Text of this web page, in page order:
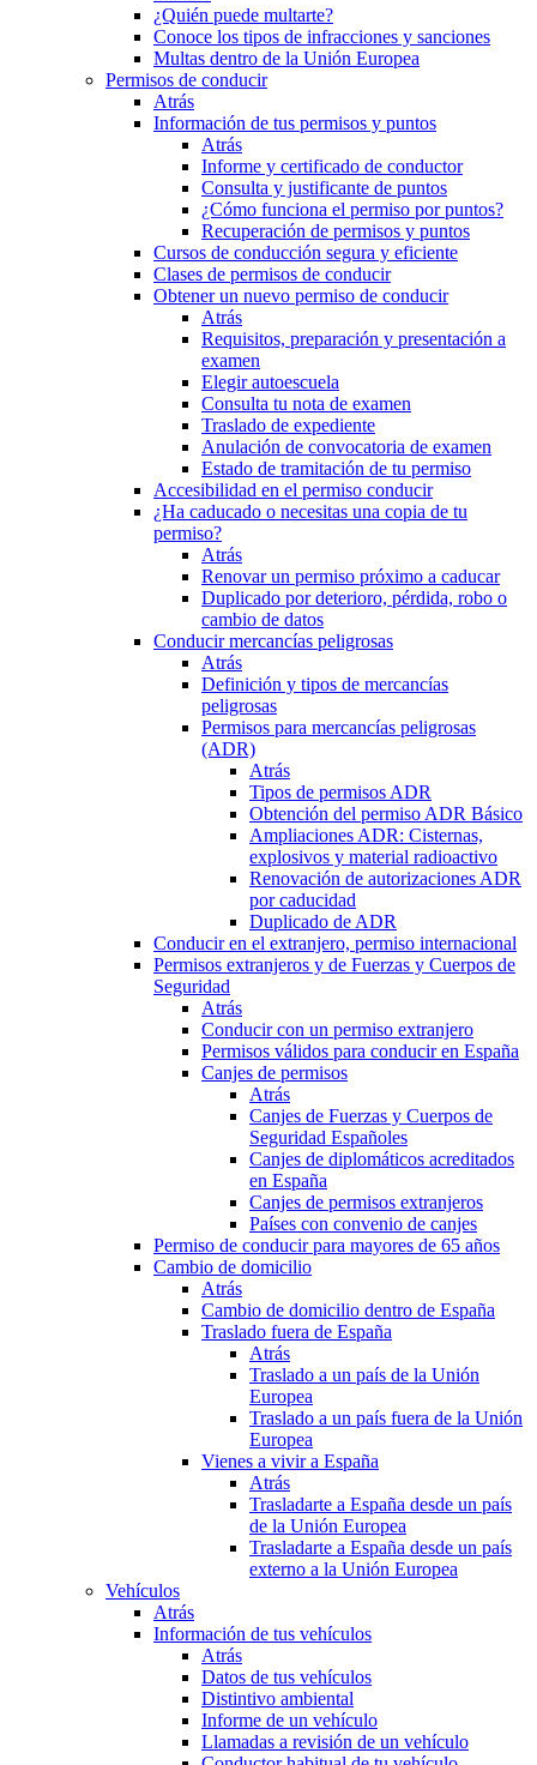
¿Quién puede multarte?
Conoce los tipos de infracciones y sanciones
Multas dentro de la Unión Europea
Permisos de conducir
Atrás
Información de tus permisos y puntos
Atrás
Informe y certificado de conductor
Consulta y justificante de puntos
¿Cómo funciona el permiso por puntos?
Recuperación de permisos y puntos
Cursos de conducción segura y eficiente
Clases de permisos de conducir
Obtener un nuevo permiso de conducir
Atrás
Requisitos, preparación y presentación a
examen
Elegir autoescuela
Consulta tu nota de examen
Traslado de expediente
Anulación de convocatoria de examen
Estado de tramitación de tu permiso
Accesibilidad en el permiso conducir
¿Ha caducado o necesitas una copia de tu
permiso?
Atrás
Renovar un permiso próximo a caducar
Duplicado por deterioro, pérdida, robo o
cambio de datos
Conducir mercancías peligrosas
Atrás
Definición y tipos de mercancías
peligrosas
Permisos para mercancías peligrosas
(ADR)
Atrás
Tipos de permisos ADR
Obtención del permiso ADR Básico
Ampliaciones ADR: Cisternas,
explosivos y material radioactivo
Renovación de autorizaciones ADR
por caducidad
Duplicado de ADR
Conducir en el extranjero, permiso internacional
Permisos extranjeros y de Fuerzas y Cuerpos de
Seguridad
Atrás
Conducir con un permiso extranjero
Permisos válidos para conducir en España
Canjes de permisos
Atrás
Canjes de Fuerzas y Cuerpos de
Seguridad Españoles
Canjes de diplomáticos acreditados
en España
Canjes de permisos extranjeros
Países con convenio de canjes
Permiso de conducir para mayores de 65 años
Cambio de domicilio
Atrás
Cambio de domicilio dentro de España
Traslado fuera de España
Atrás
Traslado a un país de la Unión
Europea
Traslado a un país fuera de la Unión
Europea
Vienes a vivir a España
Atrás
Trasladarte a España desde un país
de la Unión Europea
Trasladarte a España desde un país
externo a la Unión Europea
Vehículos
Atrás
Información de tus vehículos
Atrás
Datos de tus vehículos
Distintivo ambiental
Informe de un vehículo
Llamadas a revisión de un vehículo